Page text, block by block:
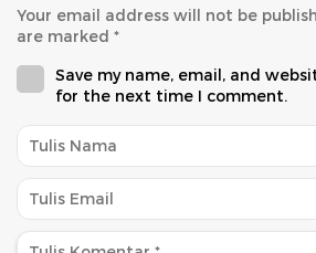
Your email address will not be
are marked *
Save my name, email, and
for the next time I comment.